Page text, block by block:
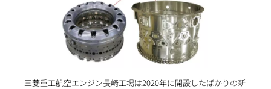
三菱重工航空エンジン長崎工場は2020年に開設したばかりの新